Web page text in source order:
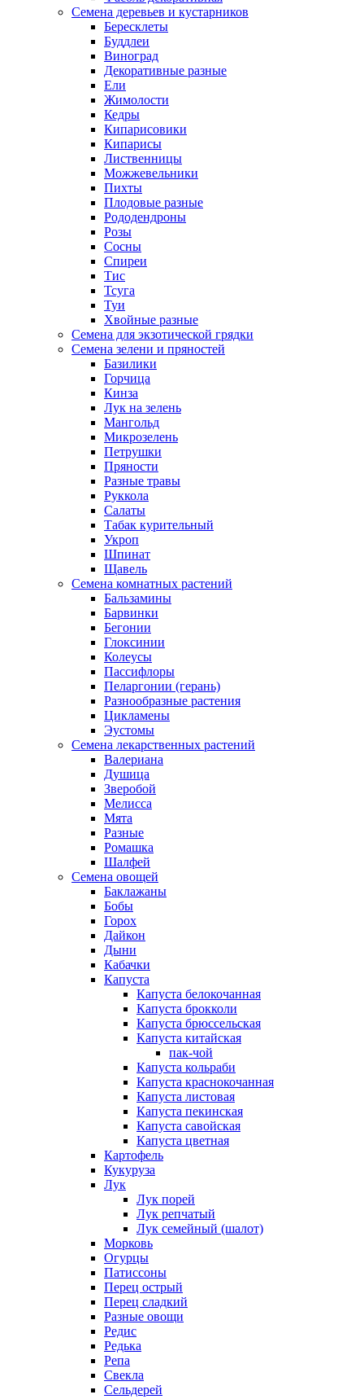
Семена деревьев и кустарников
Бересклеты
Буддлеи
Виноград
Декоративные разные
Ели
Жимолости
Кедры
Кипарисовики
Кипарисы
Лиственницы
Можжевельники
Пихты
Плодовые разные
Рододендроны
Розы
Сосны
Спиреи
Тис
Тсуга
Туи
Хвойные разные
Семена для экзотической грядки
Семена зелени и пряностей
Базилики
Горчица
Кинза
Лук на зелень
Мангольд
Микрозелень
Петрушки
Пряности
Разные травы
Руккола
Салаты
Табак курительный
Укроп
Шпинат
Щавель
Семена комнатных растений
Бальзамины
Барвинки
Бегонии
Глоксинии
Колеусы
Пассифлоры
Пеларгонии (герань)
Разнообразные растения
Цикламены
Эустомы
Семена лекарственных растений
Валериана
Душица
Зверобой
Мелисса
Мята
Разные
Ромашка
Шалфей
Семена овощей
Баклажаны
Бобы
Горох
Дайкон
Дыни
Кабачки
Капуста
Капуста белокочанная
Капуста брокколи
Капуста брюссельская
Капуста китайская
пак-чой
Капуста кольраби
Капуста краснокочанная
Капуста листовая
Капуста пекинская
Капуста савойская
Капуста цветная
Картофель
Кукуруза
Лук
Лук порей
Лук репчатый
Лук семейный (шалот)
Морковь
Огурцы
Патиссоны
Перец острый
Перец сладкий
Разные овощи
Редис
Редька
Репа
Свекла
Сельдерей